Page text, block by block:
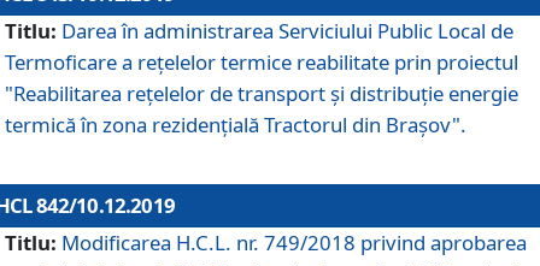
Titlu: Darea în administrarea Serviciului Public Local de
Termoficare a rețelelor termice reabilitate prin proiectul
"Reabilitarea reţelelor de transport şi distribuţie energie
termică în zona rezidenţială Tractorul din Braşov".
842/10.12.2019
Titlu: Modificarea H.C.L. nr. 749/2018 privind aprobarea